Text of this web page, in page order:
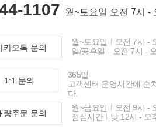
1107 월~토요일 오전 7시 -
카오톡 문의
월~토요일
오전 7시 -
일/공휴일
오전 7시 -
1:1 문의
365일
고객센터 운영시간에 순
다.
량주문 문의
월~금요일
오전 9시 -
점심시간
낮 12시 - 오